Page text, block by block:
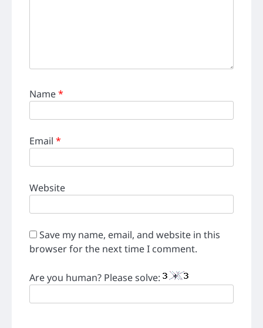
Name*
Email *
Website
Save my name, email, and website in this
browser for the next time I comment.
Are you human? Please solve: